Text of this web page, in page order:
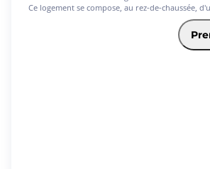
Ce logement se compose, au rez-de-chaussée,
d'une buanderie ainsi que d'un garage. À l'étage,
séjour lumineux, une cuisine indépendante,
Vous profiterez également d'un petit jardin